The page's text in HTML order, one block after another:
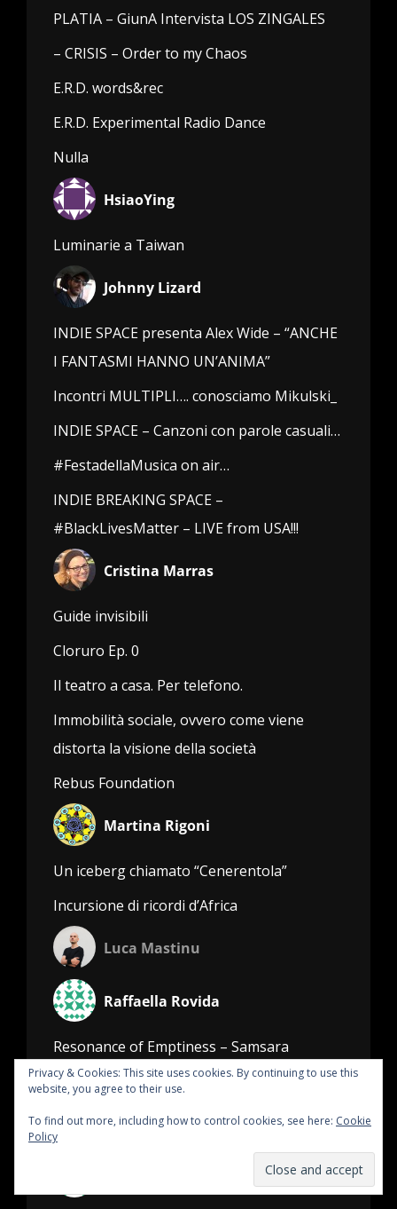
PLATIA – GiunA Intervista LOS ZINGALES
– CRISIS – Order to my Chaos
E.R.D. words&rec
E.R.D. Experimental Radio Dance
Nulla
HsiaoYing
Luminarie a Taiwan
Johnny Lizard
INDIE SPACE presenta Alex Wide – “ANCHE
I FANTASMI HANNO UN’ANIMA”
Incontri MULTIPLI…. conosciamo Mikulski_
INDIE SPACE – Canzoni con parole casuali…
#FestadellaMusica on air…
INDIE BREAKING SPACE –
#BlackLivesMatter – LIVE from USA!!!
Cristina Marras
Guide invisibili
Cloruro Ep. 0
Il teatro a casa. Per telefono.
Immobilità sociale, ovvero come viene
distorta la visione della società
Rebus Foundation
Martina Rigoni
Un iceberg chiamato “Cenerentola”
Incursione di ricordi d’Africa
Luca Mastinu
Raffaella Rovida
Resonance of Emptiness – Samsara
The resonance of emptiness
Vanja
Privacy & Cookies: This site uses cookies. By continuing to use this
website, you agree to their use.
To find out more, including how to control cookies, see here: Cookie
Policy